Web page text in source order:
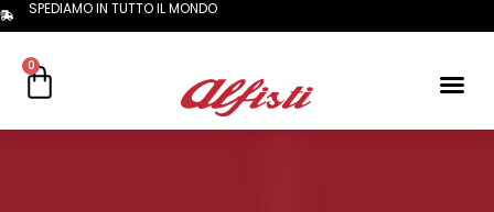
SPEDIAMO IN TUTTO IL MONDO
0